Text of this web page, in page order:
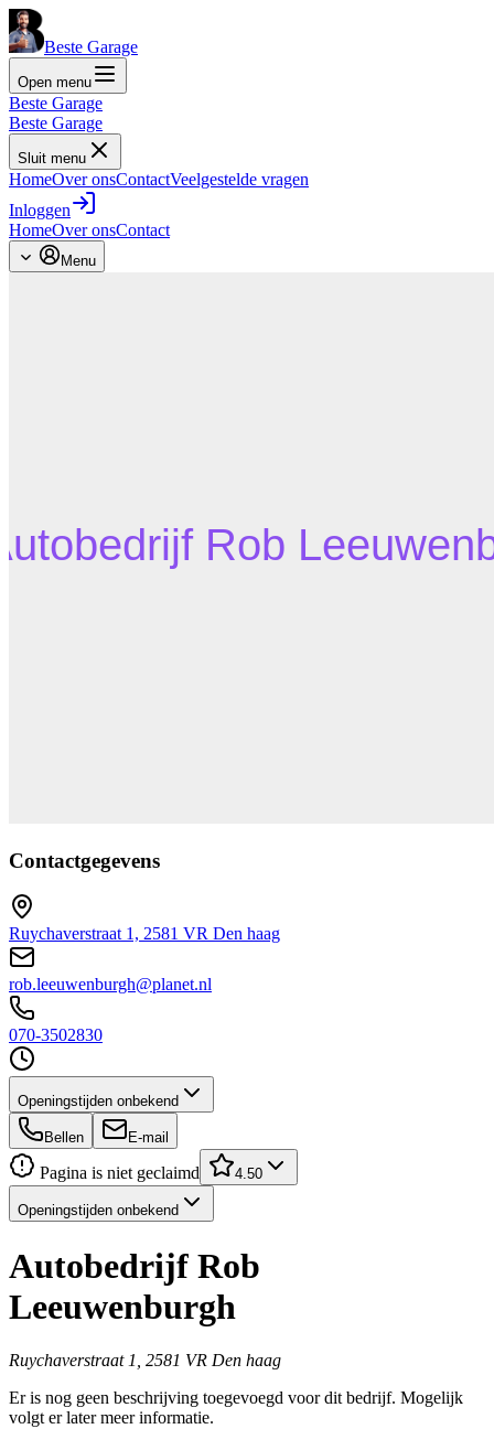
Beste Garage
Open menu
Beste Garage
Beste Garage
Sluit menu
HomeOver onsContactVeelgestelde vragen
Inloggen
HomeOver onsContact
Menu
Contactgegevens
Ruychaverstraat 1, 2581 VR Den haag
rob.leeuwenburgh@planet.nl
070-3502830
Openingstijden onbekend
Bellen E-mail
Pagina is niet geclaimd 4.50
Openingstijden onbekend
Autobedrijf Rob
Leeuwenburgh
Ruychaverstraat 1, 2581 VR Den haag
Er is nog geen beschrijving toegevoegd voor dit bedrijf. Mogelijk
volgt er later meer informatie.